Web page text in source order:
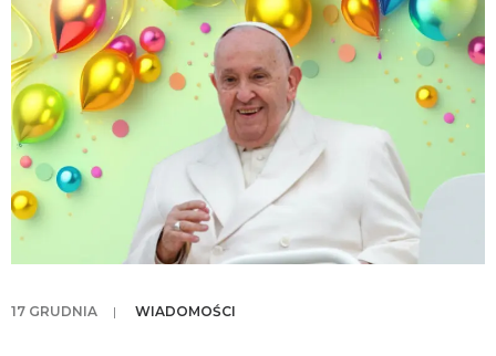
NINIWA BUD
SKLEP
KONTAKT
17 GRUDNIA | WIADOMOŚCI